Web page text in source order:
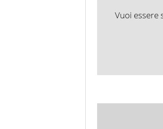
Vuoi essere